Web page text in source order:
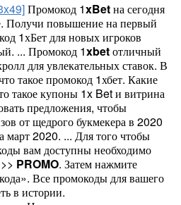
Промокод 1xBetна сегодня
Получи повышение на первый
1хБет для новых игроков
... Промокод 1xbetотличный
для увлекательных ставок. В
такое промокод 1хбет. Какие
такое купоны 1x Bet и витрина
предложения, чтобы
от щедрого букмекера в 2020
март 2020. ... Для того чтобы
вам доступны необходимо
>> PROMO. Затем нажмите
Все промокоды для вашего
в истории.